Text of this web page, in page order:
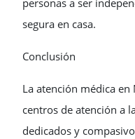
personas a ser
segura en casa.
Conclusión
La atención médica en
centros de atención a
dedicados y